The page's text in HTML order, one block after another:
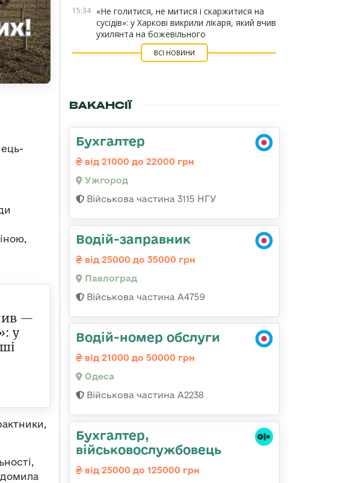
—
у
15:34 «Не голитися, не митися і скаржитися на
сусідів»: у Харкові викрили лікаря, який вчив
ухилянта на божевільного
ВСІ НОВИНИ
ВАКАНСІЇ
Бухгалтер
від 21000 до 22000 грн
Ужгород
Військова частина 3115 НГУ
Водій-заправник
від 25000 до 35000 грн
Павлоград
Військова частина А4759
Водій-номер обслуги
від 21000 до 50000 грн
Одеса
Військова частина А2238
Бухгалтер,
військовослужбовець
від 25000 до 125000 грн